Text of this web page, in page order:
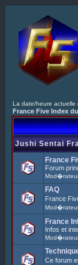
La date/heure
France Five Index
Jushi Sentai
France
Forum
FAQ
France
France
Infos et
Ce forum